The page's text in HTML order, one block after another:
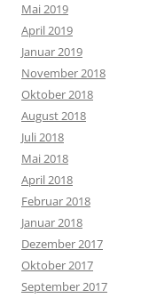
Mai 2019
April 2019
Januar 2019
November 2018
Oktober 2018
August 2018
Juli 2018
Mai 2018
April 2018
Februar 2018
Januar 2018
Dezember 2017
Oktober 2017
September 2017